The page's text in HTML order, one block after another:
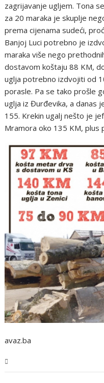
zagrijavanje ugljem. Tona
za 20 maraka je skuplje
prema cijenama sudeći,
Banjoj Luci potrebno je
maraka više nego
dostavom koštaju 88 KM,
uglja potrebno izdvojiti od
porasle. Pa se tako prošle
uglja iz Đurđevika, a danas
155. Krekin ugalj nešto je
Mramora oko 135 KM, plus
avaz.ba